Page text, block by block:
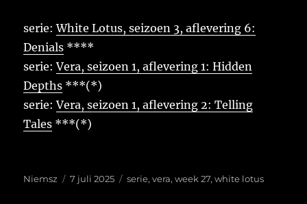
serie:White Lotus, seizoen 3, aflevering 6:
Denials ****
serie:Vera, seizoen 1, aflevering 1: Hidden
Depths ***(*)
serie:Vera, seizoen 1, aflevering 2: Telling
Tales ***(*)
Auteur
Niemsz
Geplaatst
7 juli 2025 Tags
serie,vera,week 27,white lotus